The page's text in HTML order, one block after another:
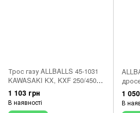
Трос газу ALLBALLS 45-1031
KAWASAKI KX, KXF 250/450
2009-2012, 1100мм ход 95мм
(компл.)
1 103 грн
В наявності
250/
1
В